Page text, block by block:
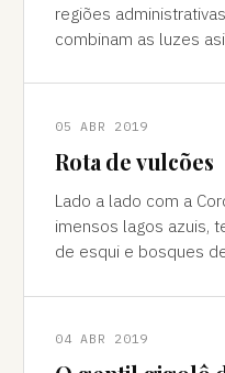
regiões
combinam as luzes
05 ABR 2019
Rota de vulcões
Lado a lado com a
imensos lagos azuis,
de esqui e bosques
04 ABR 2019